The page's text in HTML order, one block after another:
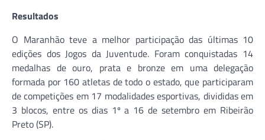
Resultados
O Maranhão teve a melhor participação das últimas 10
edições dos Jogos da Juventude. Foram conquistadas 14
medalhas de ouro, prata e bronze em uma delegação
formada por 160 atletas de todo o estado, que participaram
de competições em 17 modalidades esportivas, divididas em
3 blocos, entre os dias 1º a 16 de setembro em Ribeirão
Preto (SP).